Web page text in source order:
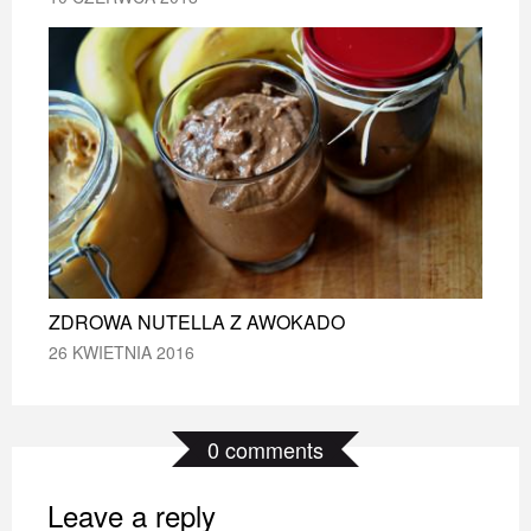
ZDROWA NUTELLA Z AWOKADO
26 KWIETNIA 2016
ZDROWA NUTELLA Z AWOKADO
26 KWIETNIA 2016
ZDROWA NUTELLA Z AWOKADO
26 KWIETNIA 2016
0 comments
Leave a reply